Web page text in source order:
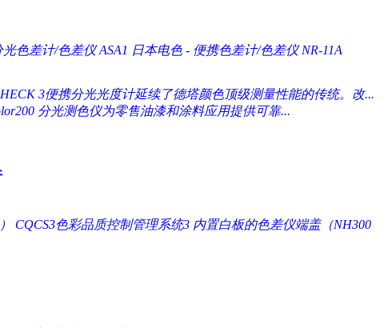
色差计/色差仪 ASA1 日本电色 - 便携色差计/色差仪 NR-11A
3便携分光光度计延续了德塔颜色顶级测量性能的传统。改...
分光测色仪为零售油漆和涂料应用提供可靠...
CQCS3色彩品质控制管理系统3 内置白板的色差仪端盖（NH300